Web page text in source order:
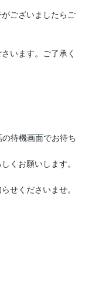
ございましたらご
います。ご了承く
待機画面でお待ち
くお願いします。
せくださいませ。